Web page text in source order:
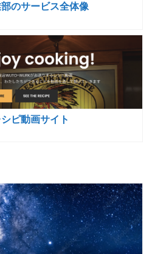
のサービス全体像
ピ動画サイト